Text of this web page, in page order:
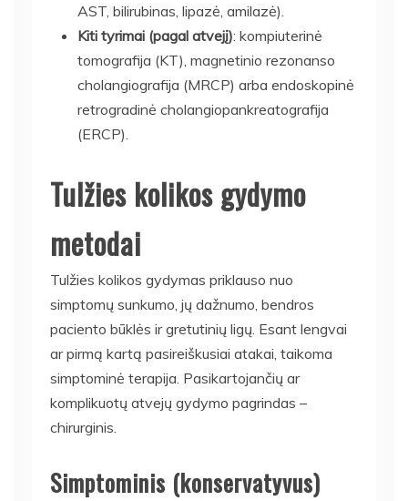
AST, bilirubinas, lipazė, amilazė).
Kiti tyrimai (pagal atvejį): kompiuterinė
tomografija (KT), magnetinio rezonanso
cholangiografija (MRCP) arba endoskopinė
retrogradinė cholangiopankreatografija
(ERCP).
Tulžies kolikos gydymo
metodai
Tulžies kolikos gydymas priklauso nuo
simptomų sunkumo, jų dažnumo, bendros
paciento būklės ir gretutinių ligų. Esant lengvai
ar pirmą kartą pasireiškusiai atakai, taikoma
simptominė terapija. Pasikartojančių ar
komplikuotų atvejų gydymo pagrindas –
chirurginis.
Simptominis (konservatyvus)